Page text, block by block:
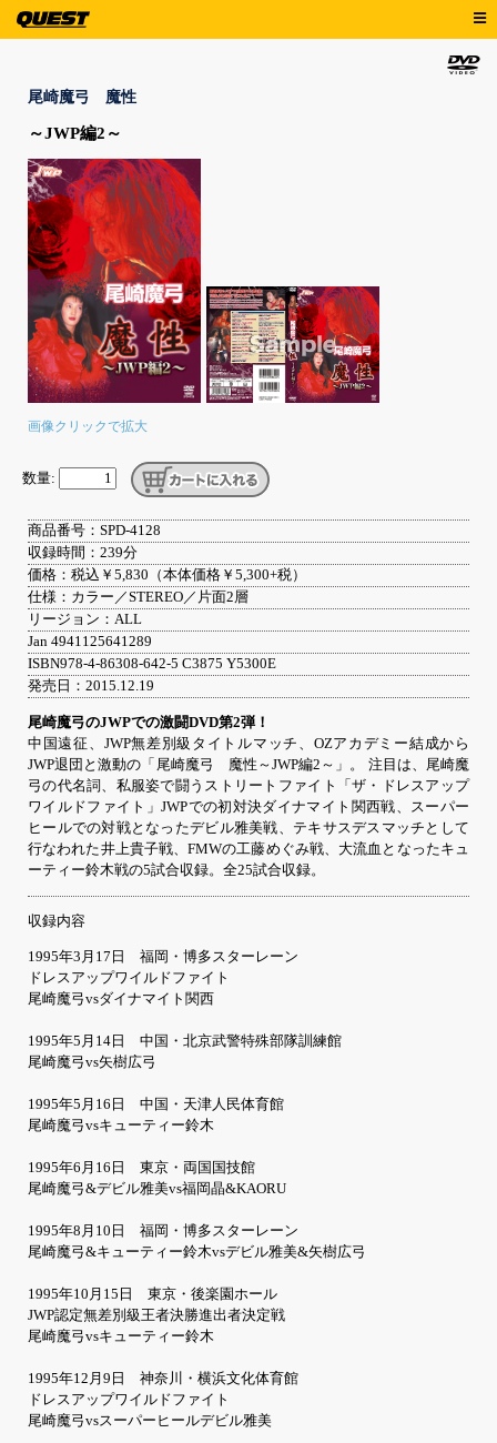
尾崎魔弓 魔性
～JWP編2～
画像クリックで拡大
数量:
商品番号：SPD-4128
収録時間：239分
価格：税込￥5,830（本体価格￥5,300+税）
仕様：カラー／STEREO／片面2層
リージョン：ALL
Jan 4941125641289
ISBN978-4-86308-642-5 C3875 Y5300E
発売日：2015.12.19
尾崎魔弓のJWPでの激闘DVD第2弾！
中国遠征、JWP無差別級タイトルマッチ、OZアカデミー結成から
JWP退団と激動の「尾崎魔弓 魔性～JWP編2～」。 注目は、尾崎魔
弓の代名詞、私服姿で闘うストリートファイト「ザ・ドレスアップ
ワイルドファイト」JWPでの初対決ダイナマイト関西戦、スーパー
ヒールでの対戦となったデビル雅美戦、テキサスデスマッチとして
行なわれた井上貴子戦、FMWの工藤めぐみ戦、大流血となったキュ
ーティー鈴木戦の5試合収録。全25試合収録。
収録内容
1995年3月17日 福岡・博多スターレーン
ドレスアップワイルドファイト
尾崎魔弓vsダイナマイト関西
1995年5月14日 中国・北京武警特殊部隊訓練館
尾崎魔弓vs矢樹広弓
1995年5月16日 中国・天津人民体育館
尾崎魔弓vsキューティー鈴木
1995年6月16日 東京・両国国技館
尾崎魔弓&デビル雅美vs福岡晶&KAORU
1995年8月10日 福岡・博多スターレーン
尾崎魔弓&キューティー鈴木vsデビル雅美&矢樹広弓
1995年10月15日 東京・後楽園ホール
JWP認定無差別級王者決勝進出者決定戦
尾崎魔弓vsキューティー鈴木
1995年12月9日 神奈川・横浜文化体育館
ドレスアップワイルドファイト
尾崎魔弓vsスーパーヒールデビル雅美